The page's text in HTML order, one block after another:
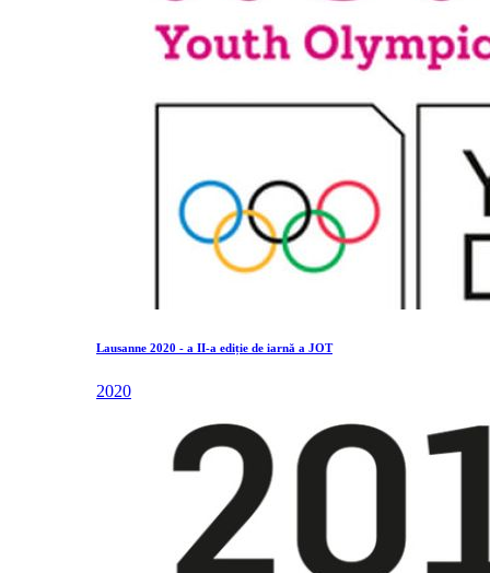
Lausanne 2020 - a II-a ediție de iarnă a JOT
2020